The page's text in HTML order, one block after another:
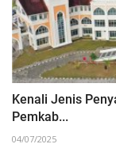
Kenali Jenis
Pemkab...
04/07/2025